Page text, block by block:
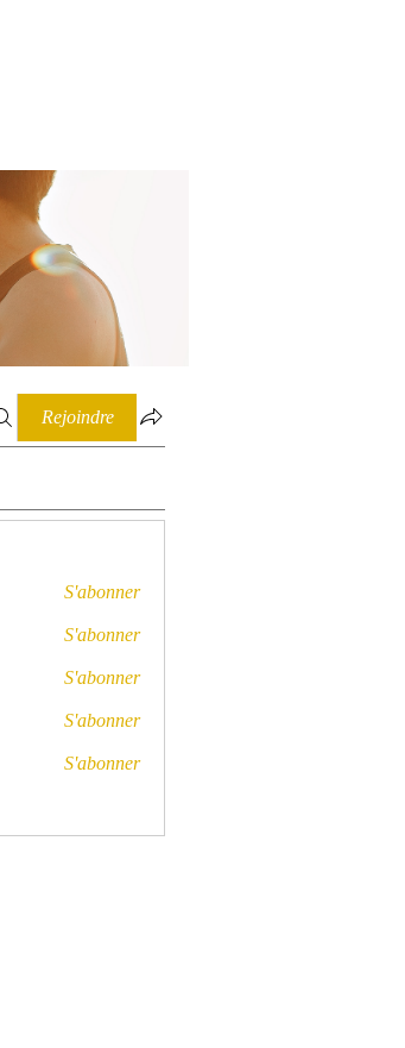
Rejoindre
S'abonner
S'abonner
S'abonner
S'abonner
S'abonner